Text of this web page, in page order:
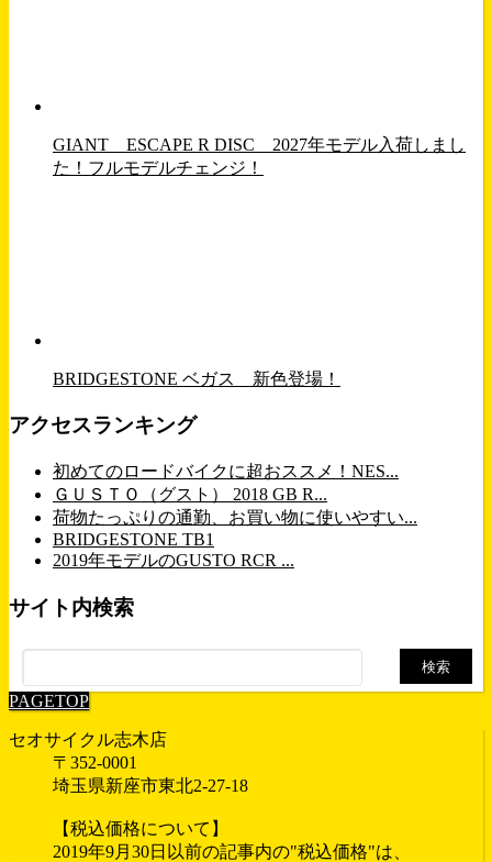
GIANT ESCAPE R DISC 2027年モデル入荷しまし
た！フルモデルチェンジ！
BRIDGESTONE ベガス 新色登場！
アクセスランキング
初めてのロードバイクに超おススメ！NES...
ＧＵＳＴＯ（グスト） 2018 GB R...
荷物たっぷりの通勤、お買い物に使いやすい...
BRIDGESTONE TB1
2019年モデルのGUSTO RCR ...
サイト内検索
索:
PAGETOP
セオサイクル志木店
〒352-0001
埼玉県新座市東北2-27-18
【税込価格について】
2019年9月30日以前の記事内の"税込価格"は、